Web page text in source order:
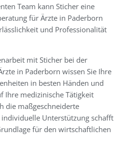
Team kann Sticher eine
für Ärzte in Paderborn
und Professionalität
mit Sticher bei der
in Paderborn wissen Sie Ihre
in besten Händen und
Ihre medizinische Tätigkeit
die maßgeschneiderte
Unterstützung schafft
für den wirtschaftlichen